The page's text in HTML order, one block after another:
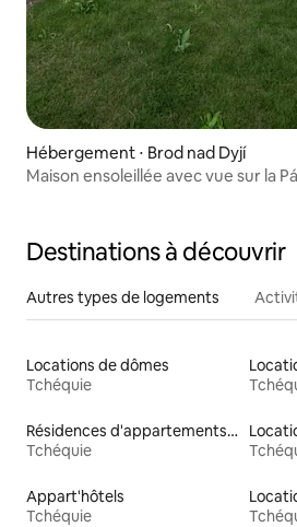
Hébergement ⋅ Brod nad Dyjí
Maison ensoleillée avec vue sur la
Destinations à découvrir
Autres types de logements
Locations de dômes
Tchéquie
Résidences d'appartements en location
Tchéquie
Appart'hôtels
Tchéquie